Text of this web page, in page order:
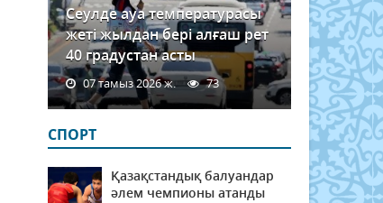
Сеулде ауа температурасы
жеті жылдан бері алғаш рет
40 градустан асты
07 тамыз 2026 ж. 73
СПОРТ
Қазақстандық балуандар
әлем чемпионы атанды